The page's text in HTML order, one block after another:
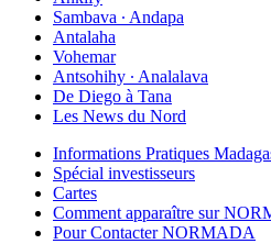
Sambava ∙ Andapa
Antalaha
Vohemar
Antsohihy ∙ Analalava
De Diego à Tana
Les News du Nord
Informations Pratiques
Spécial investisseurs
Cartes
Comment apparaître sur
Pour Contacter NORMADA